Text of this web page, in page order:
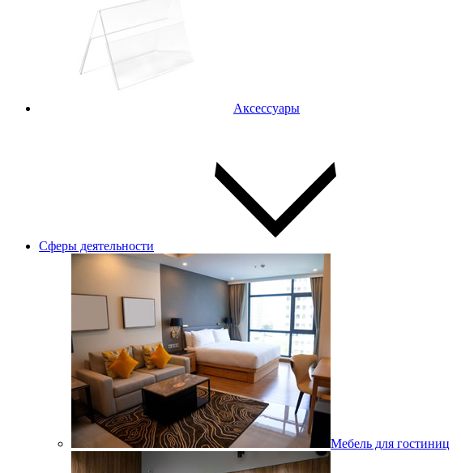
Аксессуары
Сферы деятельности
Мебель для гостиниц